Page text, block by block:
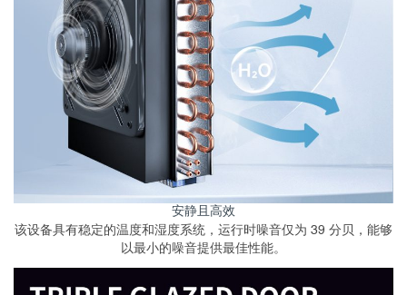
安静且高效
该设备具有稳定的温度和湿度系统，运行时噪音仅为 39 分贝，能够
以最小的噪音提供最佳性能。